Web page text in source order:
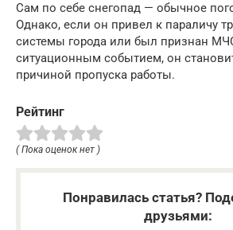
Сам по себе снегопад — обычное
Однако, если он привел к параличу
системы города или был признан
ситуационным событием, он
причиной пропуска работы.
Рейтинг
( Пока оценок нет )
Понравилась статья?
друзьями: